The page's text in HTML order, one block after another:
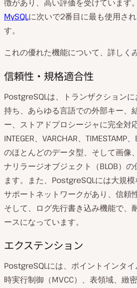
徴があり、高い評価を受けています
MySQLに次いで2番目に最も使用さ
す。
これの優れた機能について、詳しく
信頼性・規格適合性
PostgreSQLは、トランザクション
持ち、あらゆる言語での外部キー、
ー、ストアドプロシージャに完全対
INTEGER、VARCHAR、TIMESTAMP
のほとんどのデータ型、そして画像
ナリラージオブジェクト（BLOB）
ます。また、PostgreSQLには大規
サポートネットワークがあり、信頼
そして、ログ先行書き込み機能で、
ースになっています。
エクステンション
PostgreSQLには、ポイントインタ
時実行制御（MVCC）、表領域、緻